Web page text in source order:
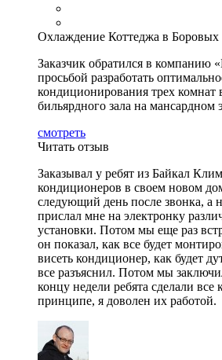
Охлаждение Коттеджа в
Заказчик обратился в компанию
просьбой разработать
кондиционирования трех комнат
бильярдного зала на мансардном
смотреть
Читать отзыв
Заказывал у ребят из Байкал
кондиционеров в своем новом
следующий день после звонка, а
прислал мне на электронку
установки. Потом мы еще раз
он показал, как все будет
висеть кондиционер, как будет
все разъяснил. Потом мы
концу недели ребята сделали все
принципе, я доволен их работой.